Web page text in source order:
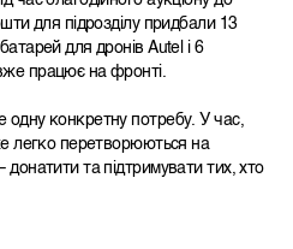
для підрозділу придбали 13
для дронів Autel і 6
працює на фронті.
одну конкретну потребу. У час,
легко перетворюються на
та підтримувати тих, хто